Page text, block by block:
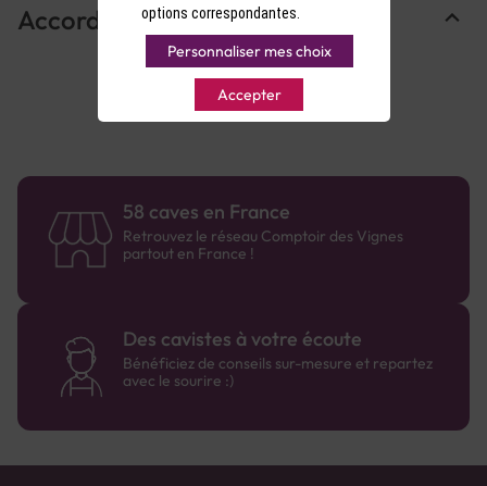
Accords Mets & Vins
58 caves en France
Retrouvez le réseau Comptoir des Vignes
partout en France !
Des cavistes à votre écoute
Bénéficiez de conseils sur-mesure et repartez
avec le sourire :)
options correspondantes.
Personnaliser mes choix
Accepter